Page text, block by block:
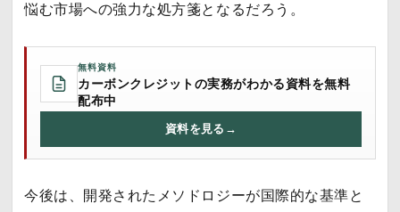
悩む市場への強力な処方箋となるだろう。
無料資料
カーボンクレジットの実務がわかる資料を無料
配布中
資料を見る →
今後は、開発されたメソドロジーが国際的な基準と